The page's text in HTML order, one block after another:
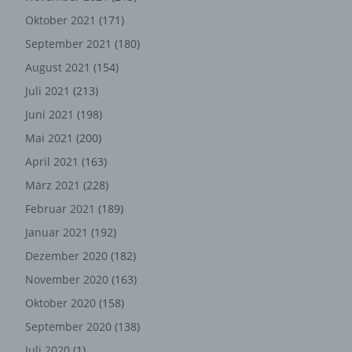
Oktober 2021 (171)
September 2021 (180)
August 2021 (154)
Juli 2021 (213)
Juni 2021 (198)
Mai 2021 (200)
April 2021 (163)
März 2021 (228)
Februar 2021 (189)
Januar 2021 (192)
Dezember 2020 (182)
November 2020 (163)
Oktober 2020 (158)
September 2020 (138)
Weitergabe nicht gesetzlich vorgeschrieben ist oder der
Verantwortlichen dient.
Gravatar
Bei Kommentaren wird auf den Gravatar Service von
Auttomatic zurückgegriffen. Gravatar gleicht Ihre Email-
Ihr Avatar-Bild neben dem Kommentar ab. Sollten Sie
nicht registriert sein, wird kein Bild angezeigt. Zu
beachten ist, dass alle registrierten WordPress-User
Gravatar: https://de.gravatar.com
Hosting
Die von uns in Anspruch genommenen Hosting-
Leistungen dienen der Zurverfügungstellung der